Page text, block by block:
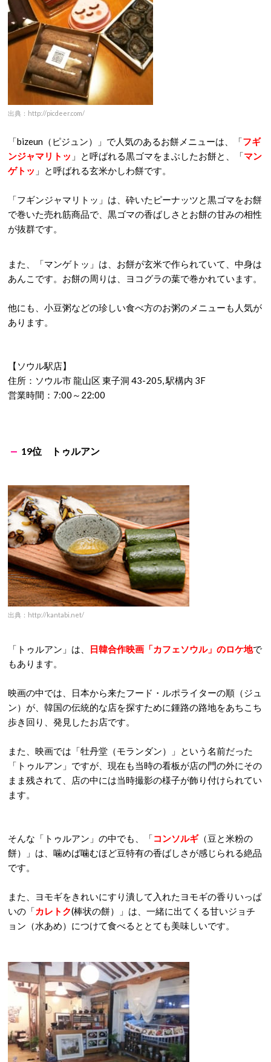
出典：http://picdeer.com/
「bizeun（ピジュン）」で人気のあるお餅メニューは、「フギ
ンジャマリトッ 」と呼ばれる黒ゴマをまぶしたお餅と、「マン
ゲトッ 」と呼ばれる玄米かしわ餅です。
「フギンジャマリトッ」は、砕いたピーナッツと黒ゴマをお餅
で巻いた売れ筋商品で、黒ゴマの香ばしさとお餅の甘みの相性
が抜群です。
また、「マンゲトッ」は、お餅が玄米で作られていて、中身は
あんこです。お餅の周りは、ヨコグラの葉で巻かれています。
他にも、小豆粥などの珍しい食べ方のお粥のメニューも人気が
あります。
【ソウル駅店】
住所：ソウル市 龍山区 東子洞 43-205, 駅構内 3F
営業時間：7:00～22:00
19位 トゥルアン
出典：http://kantabi.net/
「トゥルアン」は、 日韓合作映画「カフェソウル」のロケ地で
もあります。
映画の中では、日本から来たフード・ルポライターの順（ジュ
ン）が、韓国の伝統的な店を探すために鍾路の路地をあちこち
歩き回り、発見したお店です。
また、映画では「牡丹堂（モランダン）」という名前だった
「トゥルアン」ですが、現在も当時の看板が店の門の外にその
まま残されて、店の中には当時撮影の様子が飾り付けられてい
ます。
そんな「トゥルアン」の中でも、「コンソルギ（豆と米粉の
餅）」は、噛めば噛むほど豆特有の香ばしさが感じられる絶品
です。
また、ヨモギをきれいにすり潰して入れたヨモギの香りいっぱ
いの「カレトク(棒状の餅）」は、一緒に出てくる甘いジョチ
ョン（水あめ）につけて食べるととても美味しいです。